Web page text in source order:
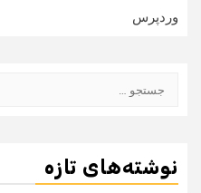
وردپرس
نوشته‌های تازه